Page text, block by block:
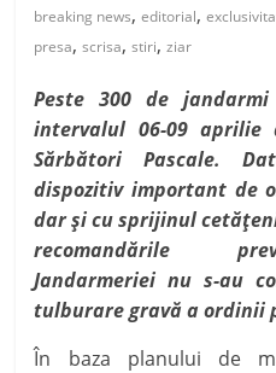
breaking news,editorial,
presa,scrisa,stiri,ziar
Peste 300 de
intervalul 06-09 aprilie
Sărbători Pascale.
dispozitiv important de
dar și cu sprijinul
recomandările
Jandarmeriei nu s-au
tulburare gravă a ordinii
În baza planului de